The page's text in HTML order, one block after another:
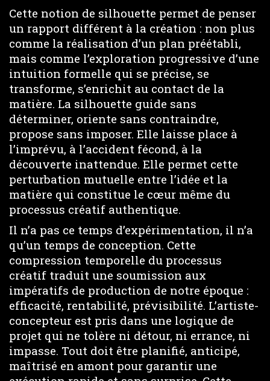
Cette notion de silhouette permet de penser
un rapport différent à la création : non plus
comme la réalisation d’un plan préétabli,
mais comme l’exploration progressive d’une
intuition formelle qui se précise, se
transforme, s’enrichit au contact de la
matière. La silhouette guide sans
déterminer, oriente sans contraindre,
propose sans imposer. Elle laisse place à
l’imprévu, à l’accident fécond, à la
découverte inattendue. Elle permet cette
perturbation mutuelle entre l’idée et la
matière qui constitue le cœur même du
processus créatif authentique.
Il n’a pas ce temps d’expérimentation, il n’a
qu’un temps de conception. Cette
compression temporelle du processus
créatif traduit une soumission aux
impératifs de production de notre époque :
efficacité, rentabilité, prévisibilité. L’artiste-
concepteur est pris dans une logique de
projet qui ne tolère ni détour, ni errance, ni
impasse. Tout doit être planifié, anticipé,
maîtrisé en amont pour garantir une